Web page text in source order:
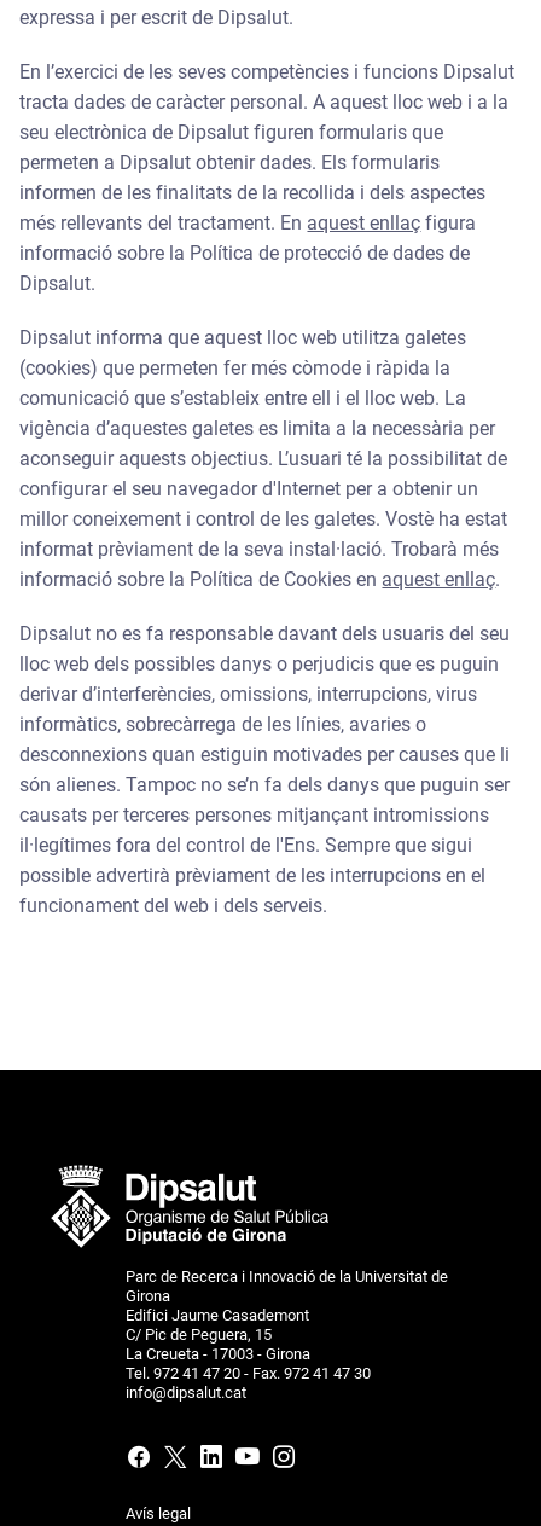
expressa i per escrit de Dipsalut.
En l’exercici de les seves competències i funcions Dipsalut
tracta dades de caràcter personal. A aquest lloc web i a la
seu electrònica de Dipsalut figuren formularis que
permeten a Dipsalut obtenir dades. Els formularis
informen de les finalitats de la recollida i dels aspectes
més rellevants del tractament. En aquest enllaç figura
informació sobre la Política de protecció de dades de
Dipsalut.
Dipsalut informa que aquest lloc web utilitza galetes
(cookies) que permeten fer més còmode i ràpida la
comunicació que s’estableix entre ell i el lloc web. La
vigència d’aquestes galetes es limita a la necessària per
aconseguir aquests objectius. L’usuari té la possibilitat de
configurar el seu navegador d'Internet per a obtenir un
millor coneixement i control de les galetes. Vostè ha estat
informat prèviament de la seva instal·lació. Trobarà més
informació sobre la Política de Cookies en aquest enllaç.
Dipsalut no es fa responsable davant dels usuaris del seu
lloc web dels possibles danys o perjudicis que es puguin
derivar d’interferències, omissions, interrupcions, virus
informàtics, sobrecàrrega de les línies, avaries o
desconnexions quan estiguin motivades per causes que li
són alienes. Tampoc no se’n fa dels danys que puguin ser
causats per terceres persones mitjançant intromissions
il·legítimes fora del control de l'Ens. Sempre que sigui
possible advertirà prèviament de les interrupcions en el
funcionament del web i dels serveis.
Parc de Recerca i Innovació de la Universitat de
Girona
Edifici Jaume Casademont
C/ Pic de Peguera, 15
La Creueta - 17003 - Girona
Tel. 972 41 47 20 - Fax. 972 41 47 30
info@dipsalut.cat
Avís legal